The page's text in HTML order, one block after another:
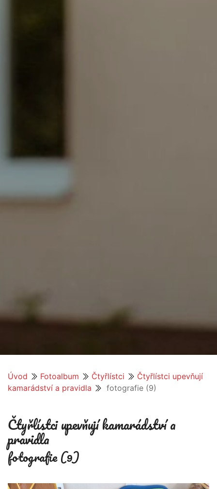
Úvod Fotoalbum Čtyřlístci
Čtyřlístci upevňují
kamarádství a pravidla
fotografie (9)
Čtyřlístci upevňují kamarádství a
pravidla
fotografie (9)